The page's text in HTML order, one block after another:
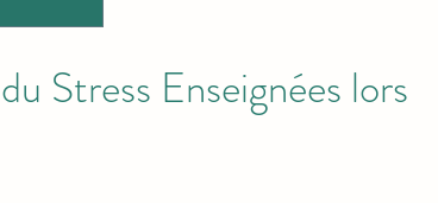
Stress Enseignées lors